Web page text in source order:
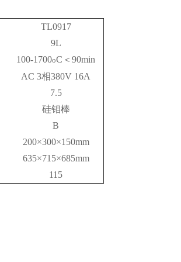
TL0917
9L
100-1700oC ＜ 90min
AC 3相380V 16A
7.5
硅钼棒
B
200×300×150mm
635×715×685mm
115